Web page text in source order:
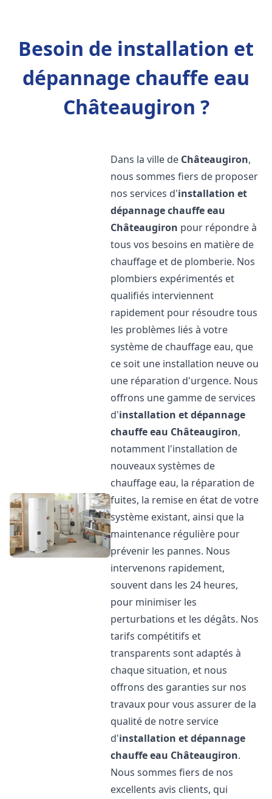
Besoin de installation et
dépannage chauffe eau
Châteaugiron ?
Dans la ville de Châteaugiron,
nous sommes fiers de proposer
nos services d'installation et
dépannage chauffe eau
Châteaugiron pour répondre à
tous vos besoins en matière de
chauffage et de plomberie. Nos
plombiers expérimentés et
qualifiés interviennent
rapidement pour résoudre tous
les problèmes liés à votre
système de chauffage eau, que
ce soit une installation neuve ou
une réparation d'urgence. Nous
offrons une gamme de services
d'installation et dépannage
chauffe eau Châteaugiron,
notamment l'installation de
nouveaux systèmes de
chauffage eau, la réparation de
fuites, la remise en état de votre
système existant, ainsi que la
maintenance régulière pour
prévenir les pannes. Nous
intervenons rapidement,
souvent dans les 24 heures,
pour minimiser les
perturbations et les dégâts. Nos
tarifs compétitifs et
transparents sont adaptés à
chaque situation, et nous
offrons des garanties sur nos
travaux pour vous assurer de la
qualité de notre service
d'installation et dépannage
chauffe eau Châteaugiron.
Nous sommes fiers de nos
excellents avis clients, qui